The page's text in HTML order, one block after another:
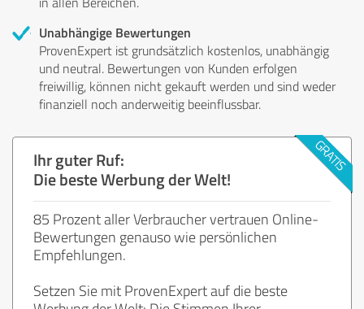
Unabhängige Bewertungen
ProvenExpert ist grundsätzlich kostenlos, unabhängig
und neutral. Bewertungen von Kunden erfolgen
freiwillig, können nicht gekauft werden und sind weder
finanziell noch anderweitig beeinflussbar.
Ihr guter Ruf:
Die beste Werbung der Welt!
85 Prozent aller Verbraucher vertrauen Online-
Bewertungen genauso wie persönlichen
Empfehlungen.
Setzen Sie mit ProvenExpert auf die beste